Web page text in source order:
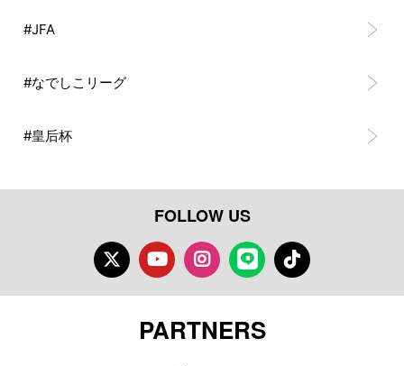
#JFA
#なでしこリーグ
#皇后杯
FOLLOW US
TwitterYoutubeInstagram
LINE TikTok
PARTNERS